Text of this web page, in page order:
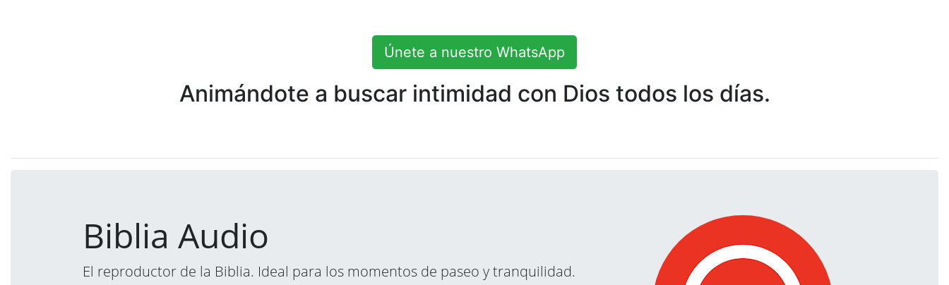
Únete a nuestro WhatsApp
Animándote a buscar intimidad con Dios todos los días.
Biblia Audio
El reproductor de la Biblia. Ideal para los momentos de paseo y tranquilidad.